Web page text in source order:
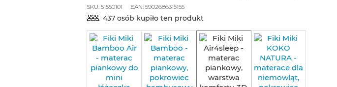
SKU:51550101 EAN:5902686315155
437 osób kupiło ten produkt